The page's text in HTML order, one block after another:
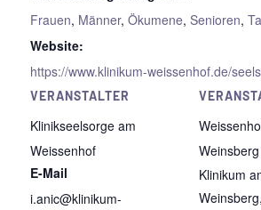
Frauen, Männer, Ökumene, Senioren,
Website:
https://www.klinikum-weissenhof.de/
Weinsberg
Klinikum
Weinsberg,
VERANSTALTER
Klinikseelsorge am
Weissenhof
E-Mail
i.anic@klinikum-